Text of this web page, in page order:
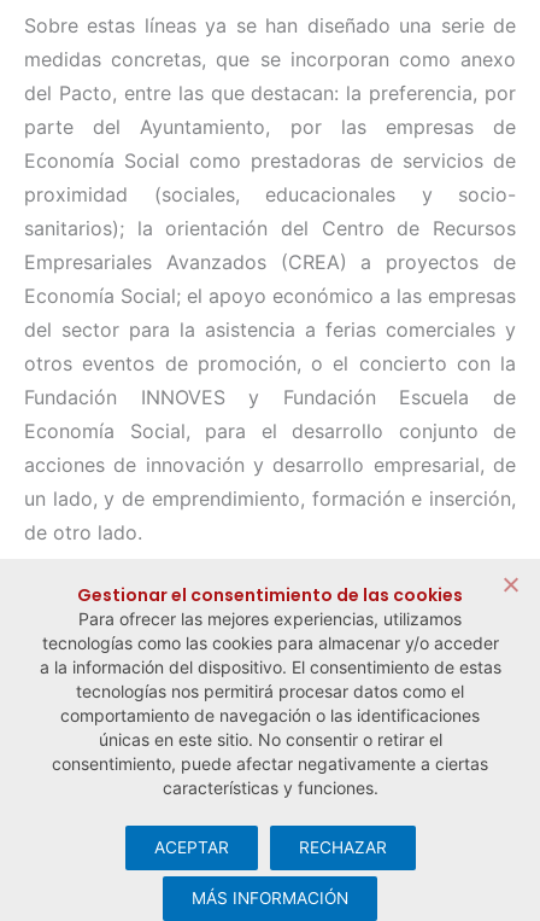
Sobre estas líneas ya se han diseñado una serie de
medidas concretas, que se incorporan como anexo
del Pacto, entre las que destacan: la preferencia, por
parte del Ayuntamiento, por las empresas de
Economía Social como prestadoras de servicios de
proximidad (sociales, educacionales y socio-
sanitarios); la orientación del Centro de Recursos
Empresariales Avanzados (CREA) a proyectos de
Economía Social; el apoyo económico a las empresas
del sector para la asistencia a ferias comerciales y
otros eventos de promoción, o el concierto con la
Fundación INNOVES y Fundación Escuela de
Economía Social, para el desarrollo conjunto de
acciones de innovación y desarrollo empresarial, de
un lado, y de emprendimiento, formación e inserción,
de otro lado.
← Noticia anterior Noticia siguiente →
© Observatorio Español de la Economía Social y del Trabajo
Aviso legal y política de privacidad
cookies· Desarrollo web:Visualco
Gestionar el consentimiento de las cookies
Para ofrecer las mejores experiencias, utilizamos
tecnologías como las cookies para almacenar y/o acceder
a la información del dispositivo. El consentimiento de estas
tecnologías nos permitirá procesar datos como el
comportamiento de navegación o las identificaciones
únicas en este sitio. No consentir o retirar el
consentimiento, puede afectar negativamente a ciertas
características y funciones.
ACEPTAR RECHAZAR
MÁS INFORMACIÓN